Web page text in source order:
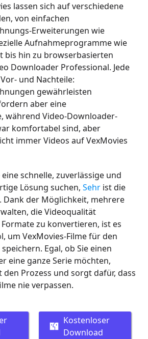
lassen sich auf verschiedene
von einfachen
Erweiterungen wie
Aufnahmeprogramme wie
bis hin zu browserbasierten
Downloader Professional. Jede
und Nachteile:
gewährleisten
aber eine
während Video-Downloader-
komfortabel sind, aber
immer Videos auf VexMovies
schnelle, zuverlässige und
Lösung suchen, Sehr ist die
Dank der Möglichkeit, mehrere
die Videoqualität
zu konvertieren, ist es
um VexMovies-Filme für den
Egal, ob Sie einen
eine ganze Serie möchten,
Prozess und sorgt dafür, dass
nie verpassen.
Kostenloser
Download